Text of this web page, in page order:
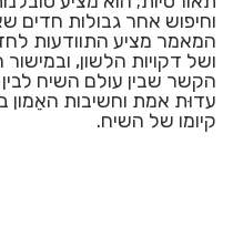
וחיפוש אחר גבולות חדים
המאמר מציע התוודעות
ושל דקויות הלשון,
הקשר שבין עולם השיח
עדוּת אמת וחשיבות האֵמון
קיומו של השיח.